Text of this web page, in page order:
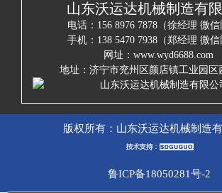
山东沃运达机械制造有
电话：156 8976 7878（徐经理 微信
手机：138 5470 7938（郑经理 微信
网址：www.wyd6688.com
地址：济宁市兖州区颜店镇工业园区
版权所有： 山东沃运达机械制造
鲁ICP备18050281号-2